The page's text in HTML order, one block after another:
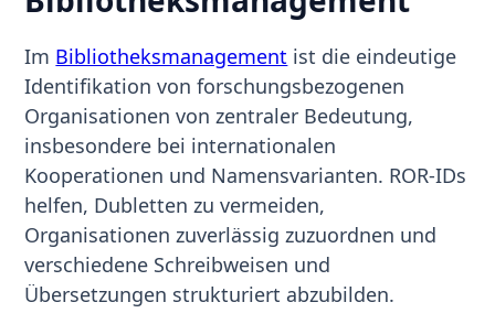
Im Bibliotheksmanagement ist die eindeutige
Identifikation von forschungsbezogenen
Organisationen von zentraler Bedeutung,
insbesondere bei internationalen
Kooperationen und Namensvarianten. ROR-IDs
helfen, Dubletten zu vermeiden,
Organisationen zuverlässig zuzuordnen und
verschiedene Schreibweisen und
Übersetzungen strukturiert abzubilden.